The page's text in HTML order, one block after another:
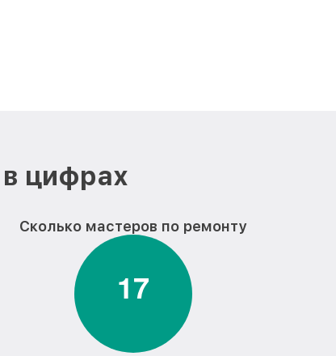
цифрах
Сколько мастеров по ремонту
17